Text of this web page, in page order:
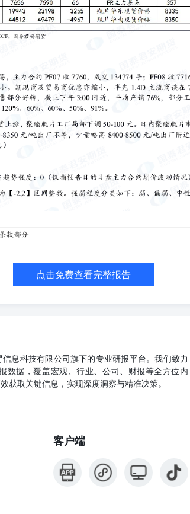
系该个人或机构以要求获悉更详细信息或进而交
投资建议，本公司、本公司员工或者关联机构亦
责任。 除非另有说明，本报告中使用的所有商标
点击免费查看完整报告
信息科技有限公司旗下的专业研报平台。我们致力
数据，覆盖宏观、行业、公司、财报等全方位内
获取关键信息，实现深度洞察与精准决策。
客户端